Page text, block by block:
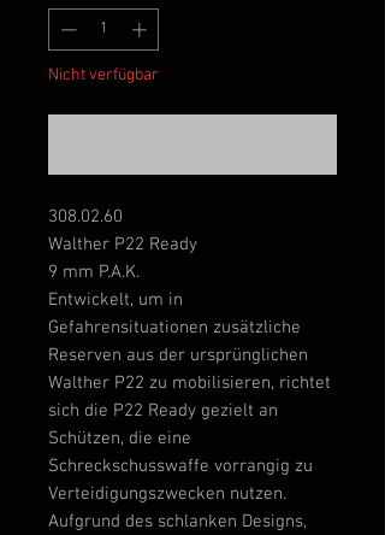
Nicht verfügbar
308.02.60
Walther P22 Ready
9 mm P.A.K.
Entwickelt, um in
Gefahrensituationen zusätzliche
Reserven aus der ursprünglichen
Walther P22 zu mobilisieren, richtet
sich die P22 Ready gezielt an
Schützen, die eine
Schreckschusswaffe vorrangig zu
Verteidigungszwecken nutzen.
Aufgrund des schlanken Designs,